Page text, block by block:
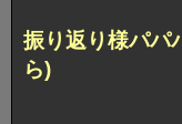
振り返り様パ
ら)